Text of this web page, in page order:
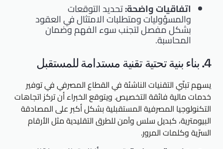
اتفاقيات واضحة:تحديد التوقعات
والمسؤوليات ومتطلبات الامتثال في العقود
بشكل مفصل لتجنب سوء الفهم وضمان
المحاسبة.
4. بناء بنية تحتية تقنية مستدامة للمستقبل
يسهم تبنّي التقنيات الناشئة في القطاع المصرفي في توفير
خدمات مالية فائقة التخصيص. ويتوقع الخبراء أن تركز اتجاهات
التكنولوجيا المصرفية المستقبلية بشكل أكبر على المصادقة
البيومترية، كبديل سلس وآمن للطرق التقليدية مثل الأرقام
السرّية وكلمات المرور.